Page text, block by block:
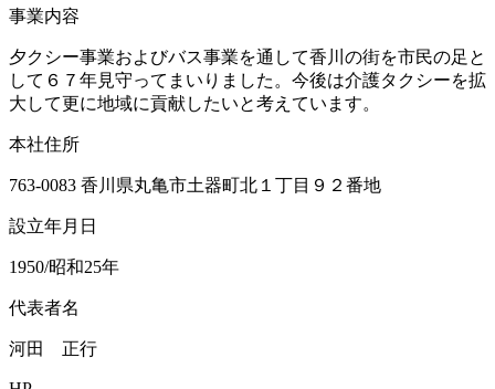
事業内容
夕クシー事業およびバス事業を通して香川の街を市民の足と
して６７年見守ってまいりました。今後は介護タクシーを拡
大して更に地域に貢献したいと考えています。
本社住所
763-0083 香川県丸亀市土器町北１丁目９２番地
設立年月日
1950/昭和25年
代表者名
河田 正行